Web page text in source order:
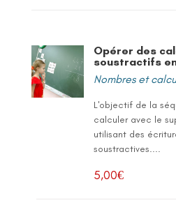
Opérer des
soustractifs
Nombres et
L'objectif de la
calculer avec le
utilisant des
soustractives....
5,00€